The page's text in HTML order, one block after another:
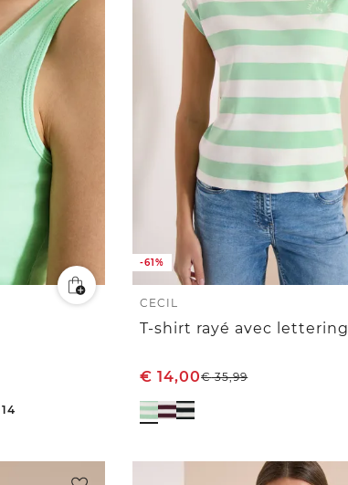
-61%
CECIL
T-shirt rayé avec lettering
€ 14,00€35,99